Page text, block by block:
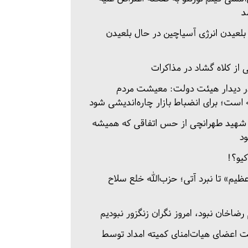
انرژی آسیاچین در حال بلعیدن
از کلاه گشاد در مذاکرات
در دیدار هیئت دولت: معیشت مردم
است؛ برای انضباط بازار چاره‌اندیشی شود
شهید طهرانچی از حس اتفاقی که همیشه
تا نبرد آتی؛ حزب‌الله خلع سلاح
رضاخان نبود، امروز نگران زنگزور نبودیم
اعضای هیات‌امنای کمیته امداد توسط